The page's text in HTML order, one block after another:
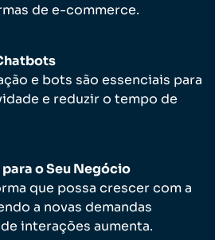
de e-commerce.
e bots são essenciais para
e reduzir o tempo de
o Seu Negócio
que possa crescer com a
a novas demandas
interações aumenta.